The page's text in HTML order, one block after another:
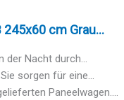
cm Grau...
der Nacht durch...
sorgen für eine...
Paneelwagen....